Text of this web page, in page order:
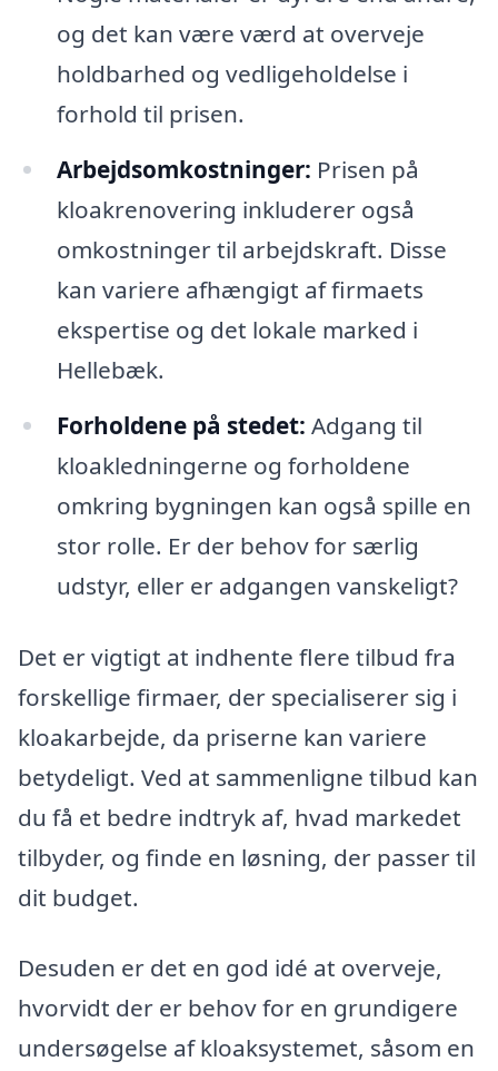
og det kan være værd at overveje
holdbarhed og vedligeholdelse i
forhold til prisen.
Arbejdsomkostninger: Prisen på
kloakrenovering inkluderer også
omkostninger til arbejdskraft. Disse
kan variere afhængigt af firmaets
ekspertise og det lokale marked i
Hellebæk.
Forholdene på stedet: Adgang til
kloakledningerne og forholdene
omkring bygningen kan også spille en
stor rolle. Er der behov for særlig
udstyr, eller er adgangen vanskeligt?
Det er vigtigt at indhente flere tilbud fra
forskellige firmaer, der specialiserer sig i
kloakarbejde, da priserne kan variere
betydeligt. Ved at sammenligne tilbud kan
du få et bedre indtryk af, hvad markedet
tilbyder, og finde en løsning, der passer til
dit budget.
Desuden er det en god idé at overveje,
hvorvidt der er behov for en grundigere
undersøgelse af kloaksystemet, såsom en